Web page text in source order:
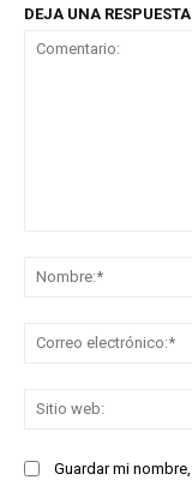
DEJA UNA RESPUESTA
Guardar mi